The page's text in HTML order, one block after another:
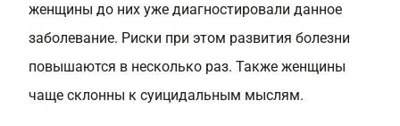
женщины до них уже диагностировали данное
заболевание. Риски при этом развития болезни
повышаются в несколько раз. Также женщины
чаще склонны к суицидальным мыслям.